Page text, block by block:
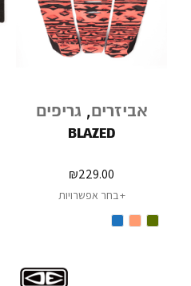
אביזרים, גריפים
BLAZED
₪229.00
בחר אפשרויות